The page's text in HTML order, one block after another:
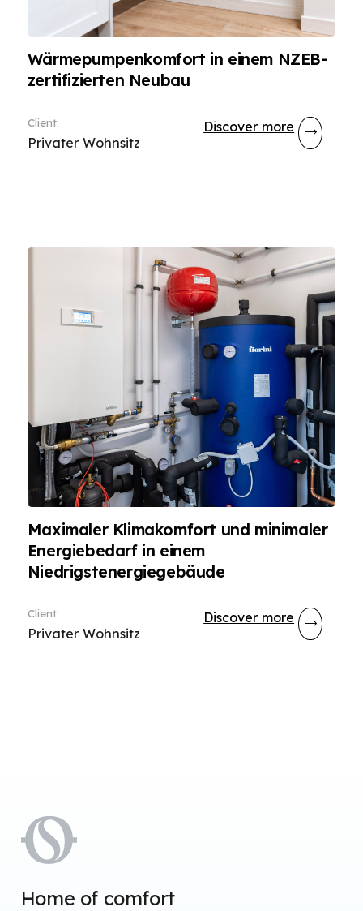
Wärmepumpenkomfort in einem NZEB-
zertifizierten Neubau
Client:
Privater Wohnsitz
Discover more
Maximaler Klimakomfort und minimaler
Energiebedarf in einem
Niedrigstenergiegebäude
Client:
Privater Wohnsitz
Discover more
Home of comfort